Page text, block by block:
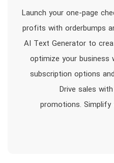
Launch your one-page
profits with orderbumps
AI Text Generator to
optimize your business
subscription options
Drive sales
promotions.